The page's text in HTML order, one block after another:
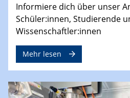
Informiere dich über unser
Schüler:innen, Studierende
Wissenschaftler:innen
Mehr lesen